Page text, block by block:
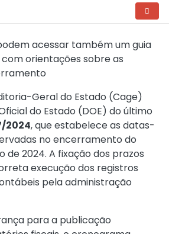
acessar também um guia
orientações sobre as
Geral do Estado (Cage)
do Estado (DOE) do último
2024, que estabelece as datas-
no encerramento do
de 2024. A fixação dos prazos
execução dos registros
pela administração
para a publicação